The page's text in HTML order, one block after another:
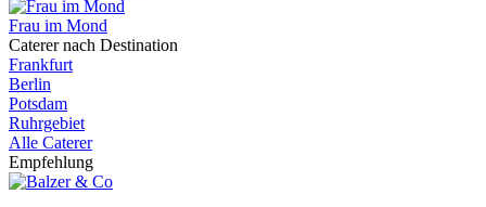
Frau im Mond
Caterer nach Destination
Frankfurt
Berlin
Potsdam
Ruhrgebiet
Alle Caterer
Empfehlung